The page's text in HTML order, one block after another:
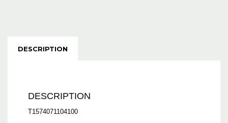
DESCRIPTION
DESCRIPTION
T1574071104100